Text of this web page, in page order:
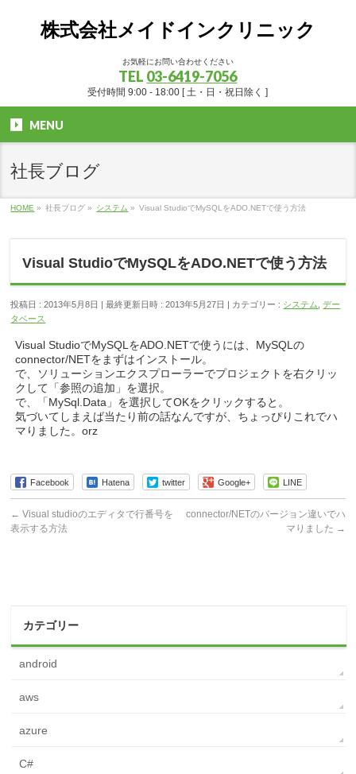
株式会社メイドインクリニック
お気軽にお問い合わせください
TEL 03-6419-7056
受付時間 9:00 - 18:00 [ 土・日・祝日除く ]
MENU
社長ブログ
HOME » 社長ブログ » システム » Visual StudioでMySQLをADO.NETで使う方法
Visual StudioでMySQLをADO.NETで使う方法
投稿日 : 2013年5月8日 最終更新日時 : 2013年5月27日 カテゴリー : システム ,デー
タベース
Visual StudioでMySQLをADO.NETで使うには、MySQLの
connector/NETをまずはインストール。
で、ソリューションエクスプローラーでプロジェクトを右クリッ
クして「参照の追加」を選択。
で、「MySql.Data」を選択してOKをクリックすると。
気づいてしまえば当たり前の話なんですが、ちょっぴりこれでハ
マりました。orz
Facebook Hatena twitter Google+ LINE
← Visual studioのエディタで行番号を
表示する方法
connector/NETのバージョン違いでハ
マりました →
カテゴリー
android
aws
azure
C#